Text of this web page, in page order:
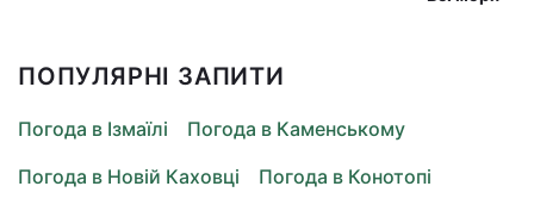
ПОПУЛЯРНІ ЗАПИТИ
Погода в Ізмаїлі
Погода в Каменському
Погода в Новій Каховці
Погода в Конотопі